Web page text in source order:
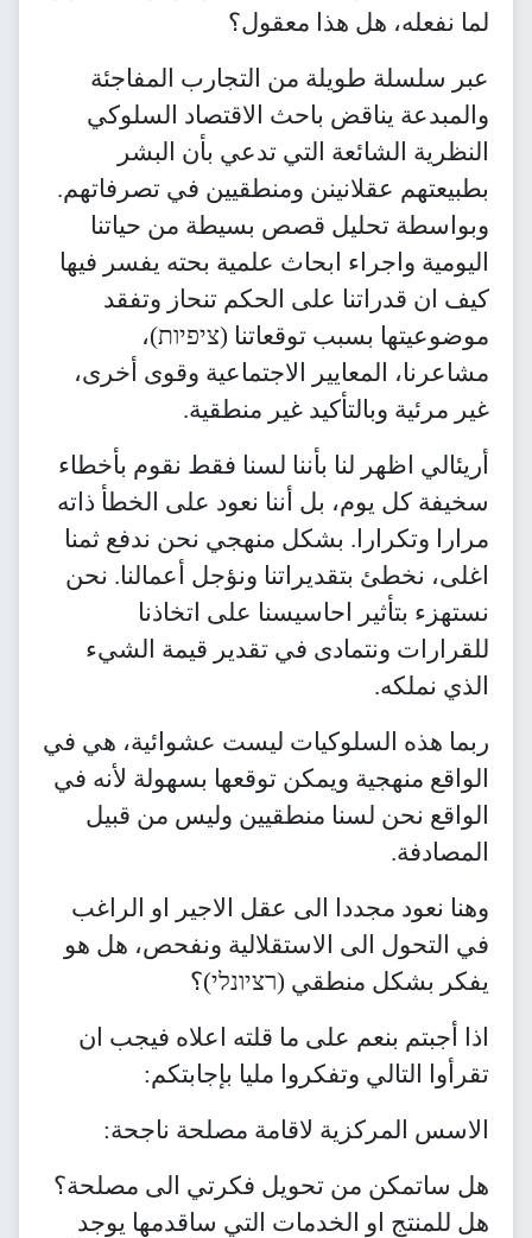
لما نفعله، هل هذا معقول؟
عبر سلسلة طويلة من التجارب المفاجئة
والمبدعة يناقض باحث الاقتصاد السلوكي
النظرية الشائعة التي تدعي بأن البشر
بطبيعتهم عقلانينن ومنطقيين في تصرفاتهم.
وبواسطة تحليل قصص بسيطة من حياتنا
اليومية واجراء ابحاث علمية بحته يفسر فيها
كيف ان قدراتنا على الحكم تنحاز وتفقد
موضوعيتها بسبب توقعاتنا (ציפיות)،
مشاعرنا، المعايير الاجتماعية وقوى أخرى،
غير مرئية وبالتأكيد غير منطقية.
أريئالي اظهر لنا بأننا لسنا فقط نقوم بأخطاء
سخيفة كل يوم، بل أننا نعود على الخطأ ذاته
مرارا وتكرارا. بشكل منهجي نحن ندفع ثمنا
اغلى، نخطئ بتقديراتنا ونؤجل أعمالنا. نحن
نستهزء بتأثير احاسيسنا على اتخاذنا
للقرارات ونتمادى في تقدير قيمة الشيء
الذي نملكه.
ربما هذه السلوكيات ليست عشوائية، هي في
الواقع منهجية ويمكن توقعها بسهولة لأنه في
الواقع نحن لسنا منطقيين وليس من قبيل
المصادفة.
وهنا نعود مجددا الى عقل الاجير او الراغب
في التحول الى الاستقلالية ونفحص، هل هو
يفكر بشكل منطقي (רציונלי)؟
اذا أجبتم بنعم على ما قلته اعلاه فيجب ان
تقرأوا التالي وتفكروا مليا بإجابتكم:
الاسس المركزية لاقامة مصلحة ناجحة:
هل ساتمكن من تحويل فكرتي الى مصلحة؟
هل للمنتج او الخدمات التي ساقدمها يوجد